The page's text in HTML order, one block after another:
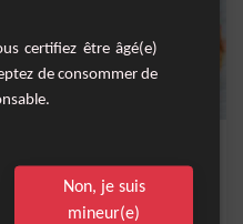
que l'on va mettre dans son
certifiez être âgé(e)
de consommer de
Non, je suis
mineur(e)